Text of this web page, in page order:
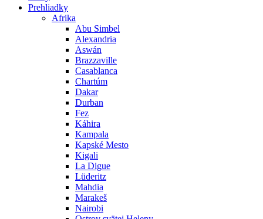
Prehliadky
Afrika
Abu Simbel
Alexandria
Aswán
Brazzaville
Casablanca
Chartúm
Dakar
Durban
Fez
Káhira
Kampala
Kapské Mesto
Kigali
La Digue
Lüderitz
Mahdia
Marakeš
Nairobi